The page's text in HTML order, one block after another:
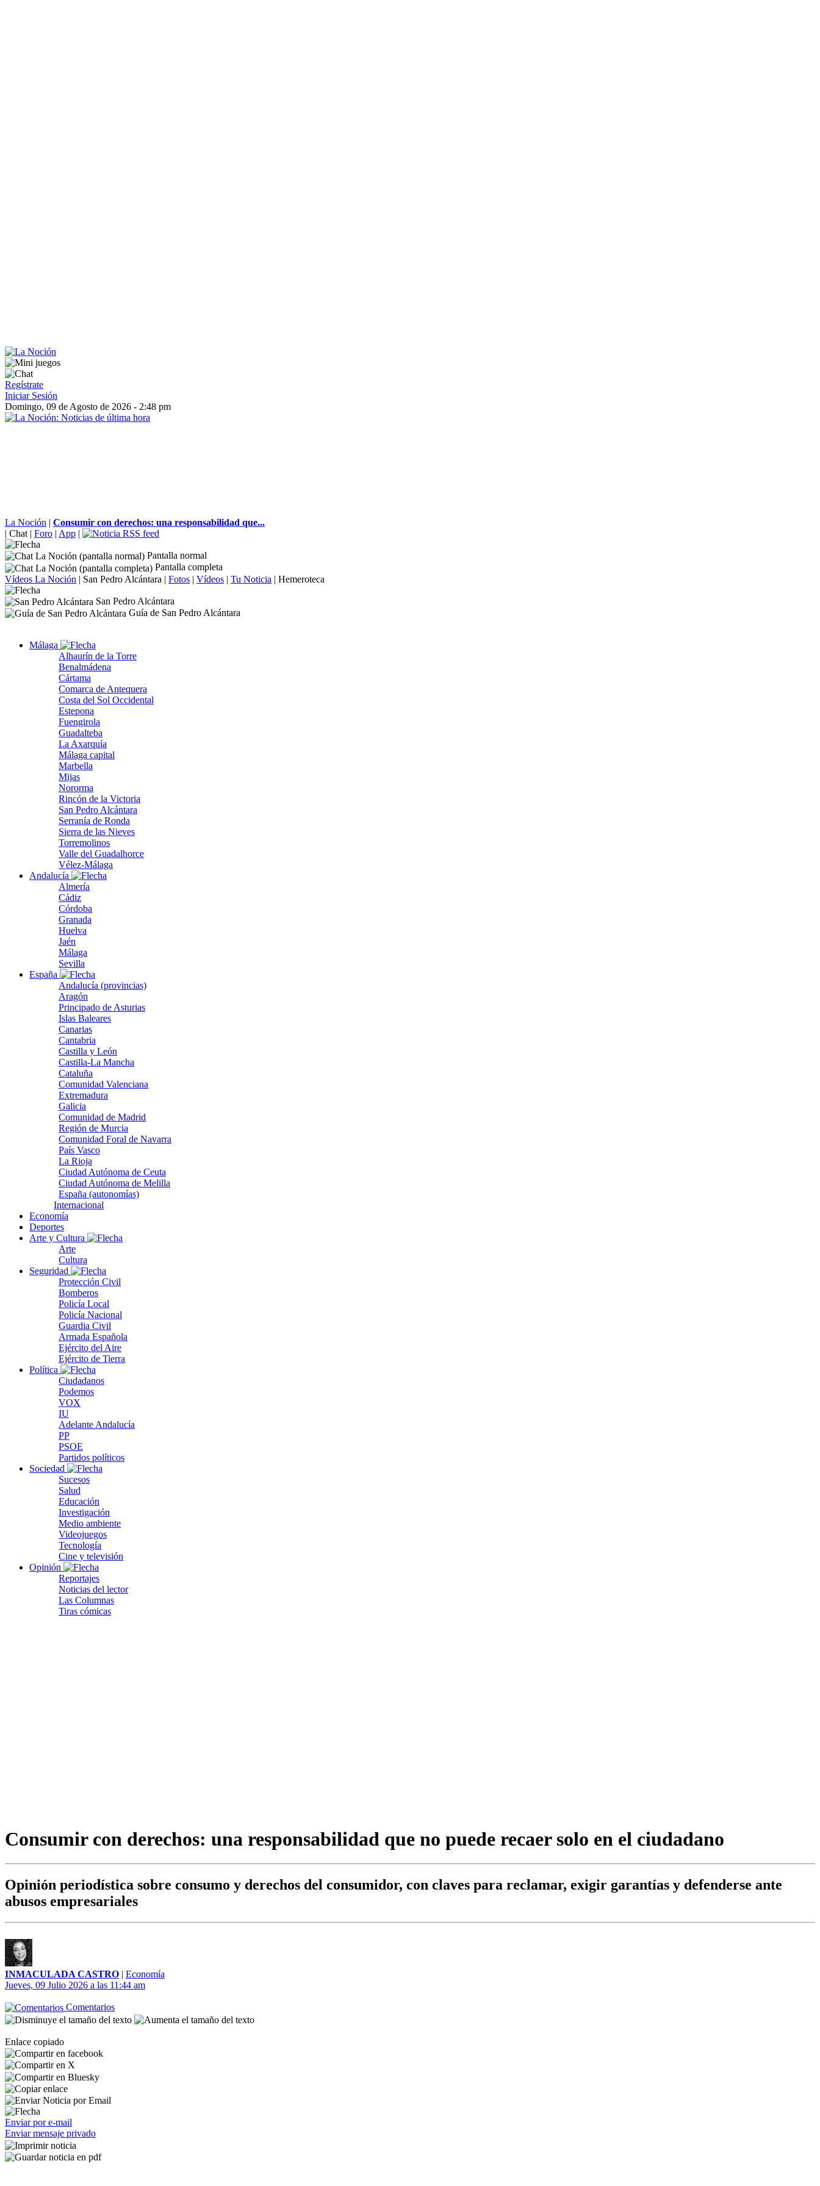
Regístrate
Iniciar Sesión
Domingo, 09 de Agosto de 2026 - 2:48 pm
La Noción | Consumir con derechos: una responsabilidad que...
| Chat | Foro | App |
Pantalla normal
Pantalla completa
Vídeos La Noción | San Pedro Alcántara | Fotos | Vídeos | Tu Noticia | Hemeroteca
San Pedro Alcántara
Guía de San Pedro Alcántara
Málaga
Alhaurín de la Torre
Benalmádena
Cártama
Comarca de Antequera
Costa del Sol Occidental
Estepona
Fuengirola
Guadalteba
La Axarquía
Málaga capital
Marbella
Mijas
Nororma
Rincón de la Victoria
San Pedro Alcántara
Serranía de Ronda
Sierra de las Nieves
Torremolinos
Valle del Guadalhorce
Vélez-Málaga
Andalucía
Almería
Cádiz
Córdoba
Granada
Huelva
Jaén
Málaga
Sevilla
España
Andalucía (provincias)
Aragón
Principado de Asturias
Islas Baleares
Canarias
Cantabria
Castilla y León
Castilla-La Mancha
Cataluña
Comunidad Valenciana
Extremadura
Galicia
Comunidad de Madrid
Región de Murcia
Comunidad Foral de Navarra
País Vasco
La Rioja
Ciudad Autónoma de Ceuta
Ciudad Autónoma de Melilla
España (autonomías)
Internacional
Economía
Deportes
Arte y Cultura
Arte
Cultura
Seguridad
Protección Civil
Bomberos
Policía Local
Policía Nacional
Guardia Civil
Armada Española
Ejército del Aire
Ejército de Tierra
Política
Ciudadanos
Podemos
VOX
IU
Adelante Andalucía
PP
PSOE
Partidos políticos
Sociedad
Sucesos
Salud
Educación
Investigación
Medio ambiente
Videojuegos
Tecnología
Cine y televisión
Opinión
Reportajes
Noticias del lector
Las Columnas
Tiras cómicas
Consumir con derechos: una responsabilidad que no puede recaer solo en el ciudadano
Opinión periodística sobre consumo y derechos del consumidor, con claves para reclamar, exigir garantías y defenderse ante
abusos empresariales
INMACULADA CASTRO | Economía
Jueves, 09 Julio 2026 a las 11:44 am
Comentarios
Enlace copiado
Enviar por e-mail
Enviar mensaje privado